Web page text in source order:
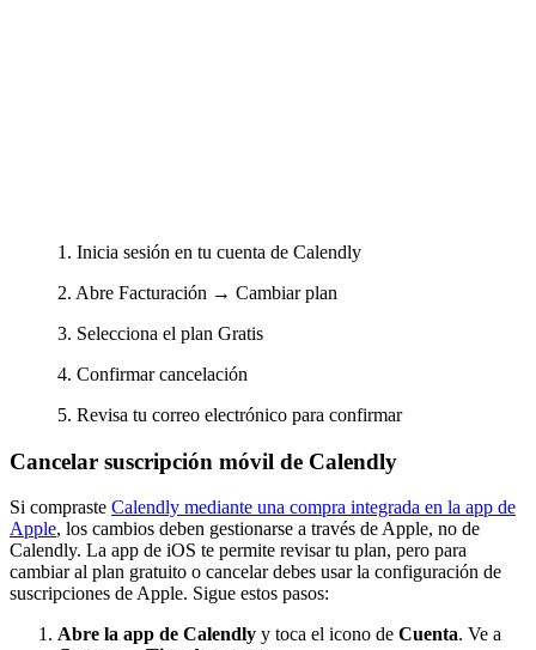
1. Inicia sesión en tu cuenta de Calendly
2. Abre Facturación → Cambiar plan
3. Selecciona el plan Gratis
4. Confirmar cancelación
5. Revisa tu correo electrónico para confirmar
Cancelar suscripción móvil de Calendly
Si compraste Calendly mediante una compra integrada en la app de
Apple, los cambios deben gestionarse a través de Apple, no de
Calendly. La app de iOS te permite revisar tu plan, pero para
cambiar al plan gratuito o cancelar debes usar la configuración de
suscripciones de Apple. Sigue estos pasos:
Abre la app de Calendly y toca el icono de Cuenta. Ve a